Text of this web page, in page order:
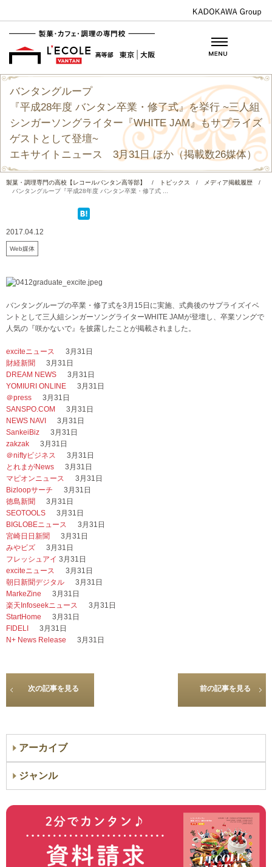
バンタングループ
『平成28年度 バンタン卒業・修了式』を挙行 ~三人組
シンガーソングライター『WHITE JAM』もサプライズ
ゲストとして登壇~
エキサイトニュース 3月31日 ほか（掲載数26媒体）
製菓・調理専門の高校【レコールバンタン高等部】 / トピックス / メディア掲載履歴
/
バンタングループ『平成28年度 バンタン卒業・修了式 ...
2017.04.12
Web媒体
バンタングループの卒業・修了式を3月15日に実施、式典後のサプライズイベ
ントとして三人組シンガーソングライターWHITE JAMが登壇し、卒業ソングで
人気の『咲かないで』を披露したことが掲載されました。
exciteニュース
3月31日
財経新聞
3月31日
DREAM NEWS
3月31日
YOMIURI ONLINE
3月31日
＠press
3月31日
SANSPO.COM
3月31日
NEWS NAVI
3月31日
SankeiBiz
3月31日
zakzak
3月31日
＠niftyビジネス
3月31日
とれまがNews
3月31日
マピオンニュース
3月31日
Bizloopサーチ
3月31日
徳島新聞
3月31日
SEOTOOLS
3月31日
BIGLOBEニュース
3月31日
宮崎日日新聞
3月31日
みやビズ
3月31日
フレッシュアイ 3月31日
exciteニュース
3月31日
朝日新聞デジタル
3月31日
MarkeZine
3月31日
楽天Infoseekニュース
3月31日
StartHome
3月31日
FIDELI
3月31日
N+ News Release
3月31日
次の記事を見る 前の記事を見る
アーカイブ
ジャンル